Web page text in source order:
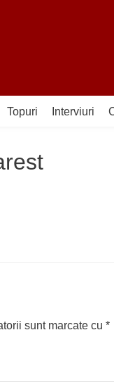
Topuri Interviuri
sunt marcate cu *